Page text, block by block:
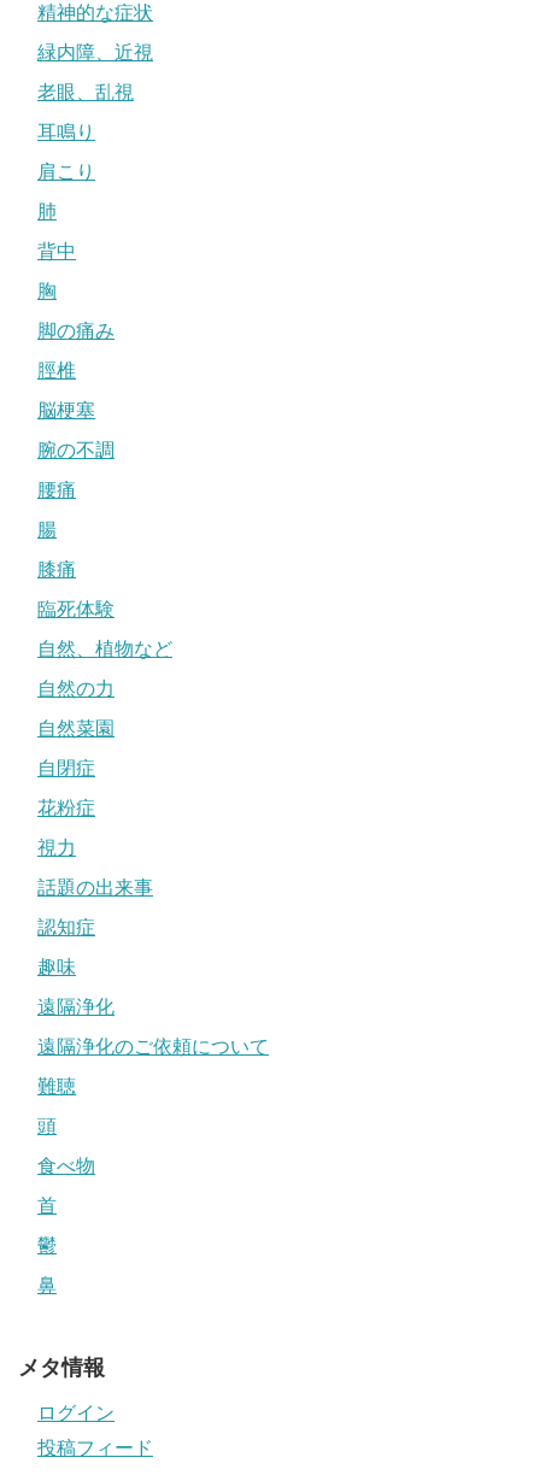
精神的な症状
緑内障、近視
老眼、乱視
耳鳴り
肩こり
肺
背中
胸
脚の痛み
脛椎
脳梗塞
腕の不調
腰痛
腸
膝痛
臨死体験
自然、植物など
自然の力
自然菜園
自閉症
花粉症
視力
話題の出来事
認知症
趣味
遠隔浄化
遠隔浄化のご依頼について
難聴
頭
食べ物
首
鬱
鼻
メタ情報
ログイン
投稿フィード